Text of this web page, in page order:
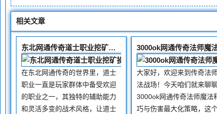
相关文章
东北网通传奇道士职业挖矿操作要领与资源获取技巧
在东北网通传奇的世界里，道士
职业一直是玩家群体中备受欢迎
的职业之一，其独特的辅助能力
和灵活多变的战术风格，让道士
大家好，欢迎来到传奇法
法战场！今天咱们就来聊
3000ok网通传奇法师魔法
巧与伤害最大化策略，这